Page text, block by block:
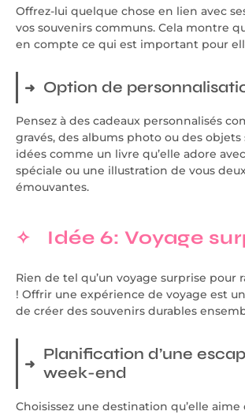
Offrez-lui quelque chose en lien avec
vos souvenirs communs. Cela montre
en compte ce qui est important pour
Option de
Pensez à des cadeaux personnalisés
gravés, des albums photo ou des objets
idées comme un livre qu’elle adore
spéciale ou une illustration de vous
émouvantes.
Idée 6: Voyage
Rien de tel qu’un voyage surprise pour
! Offrir une expérience de voyage est
de créer des souvenirs durables
Planification d’une
week-end
Choisissez une destination qu’elle aime